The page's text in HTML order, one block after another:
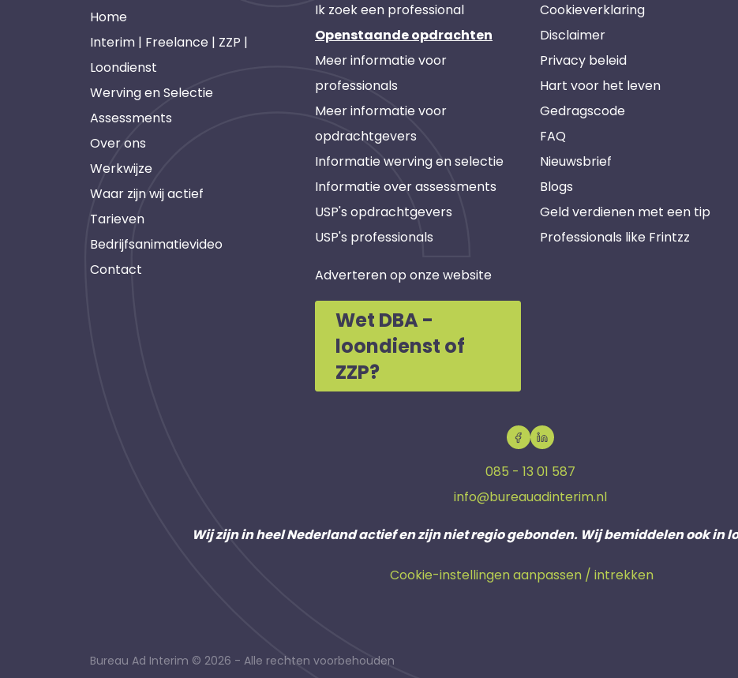
Home
Interim | Freelance | ZZP |
Loondienst
Werving en Selectie
Assessments
Over ons
Werkwijze
Waar zijn wij actief
Tarieven
Bedrijfsanimatievideo
Contact
Ik zoek een professional
Openstaande opdrachten
Meer informatie voor
professionals
Meer informatie voor
opdrachtgevers
Informatie werving en selectie
Informatie over assessments
USP's opdrachtgevers
USP's professionals
Adverteren op onze website
Wet DBA -
loondienst of
ZZP?
Cookieverklaring
Disclaimer
Privacy beleid
Hart voor het leven
Gedragscode
FAQ
Nieuwsbrief
Blogs
Geld verdienen met een tip
Professionals like Frintzz
085 - 13 01 587
info@bureauadinterim.nl
Wij zijn in heel Nederland actief en zijn niet regio gebonden. Wij bemiddelen ook in
Cookie-instellingen aanpassen / intrekken
Bureau Ad Interim © 2026 - Alle rechten voorbehouden